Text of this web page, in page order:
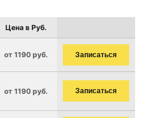
Цена в Руб.
от 1190 руб. Записаться
от 1190 руб. Записаться